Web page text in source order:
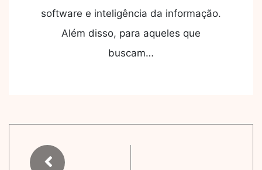
software e inteligência da informação.
Além disso, para aqueles que
buscam…